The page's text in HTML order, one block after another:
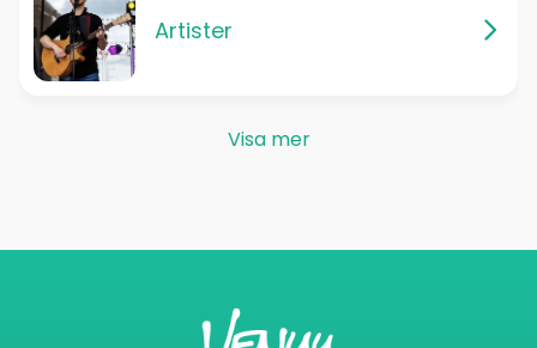
Artister
Visa mer